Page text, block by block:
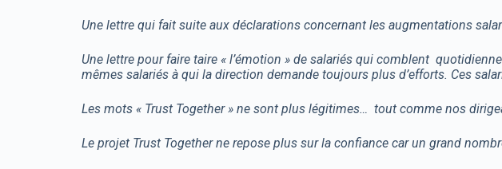
Une lettre qui fait suite aux déclarations concernant les augmentations
Une lettre pour faire taire « l’émotion » de salariés qui comblent
mêmes salariés à qui la direction demande toujours plus d’efforts. Ces
Les mots « Trust Together » ne sont plus légitimes… tout comme nos
Le projet Trust Together ne repose plus sur la confiance car un grand